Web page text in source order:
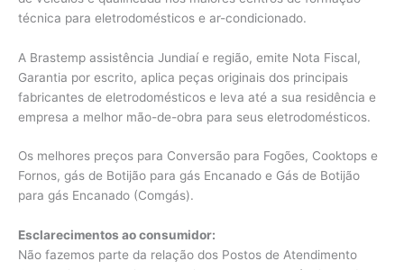
técnica para eletrodomésticos e ar-condicionado.
A Brastemp assistência Jundiaí e região, emite Nota Fiscal,
Garantia por escrito, aplica peças originais dos principais
fabricantes de eletrodomésticos e leva até a sua residência e
empresa a melhor mão-de-obra para seus eletrodomésticos.
Os melhores preços para Conversão para Fogões, Cooktops e
Fornos, gás de Botijão para gás Encanado e Gás de Botijão
para gás Encanado (Comgás).
Esclarecimentos ao consumidor:
Não fazemos parte da relação dos Postos de Atendimento